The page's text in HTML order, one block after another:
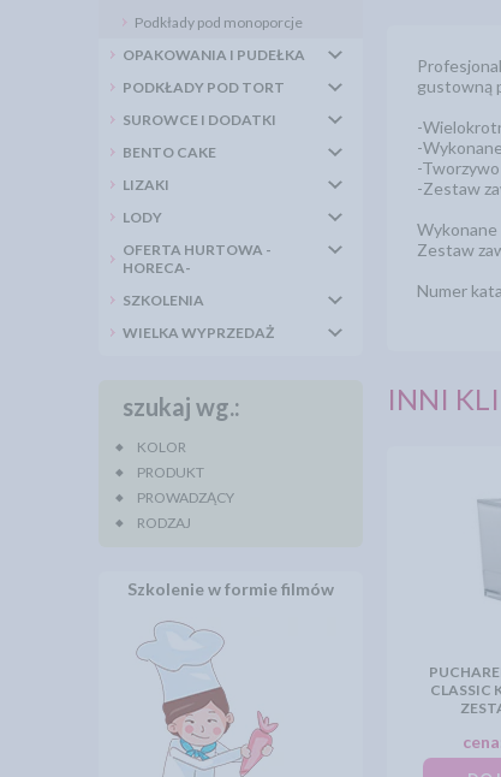
Podkłady pod monoporcje
OPAKOWANIA I PUDEŁKA
PODKŁADY POD TORT
SUROWCE I DODATKI
BENTO CAKE
LIZAKI
LODY
OFERTA HURTOWA -
HORECA-
SZKOLENIA
WIELKA WYPRZEDAŻ
szukaj wg.:
KOLOR
PRODUKT
PROWADZĄCY
RODZAJ
Szkolenie w formie filmów
gustowną
-
-
-Tworzywo
-Zestaw
Wykonane
Zestaw
Numer
INNI
CLASSIC